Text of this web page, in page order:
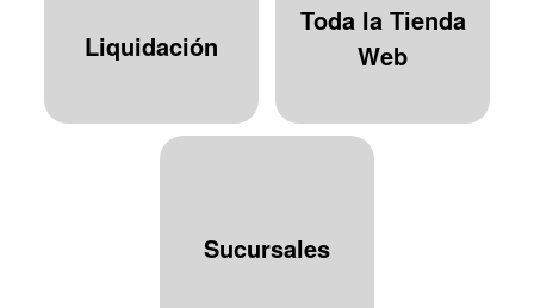
Liquidación
Toda la Tienda
Web
Sucursales